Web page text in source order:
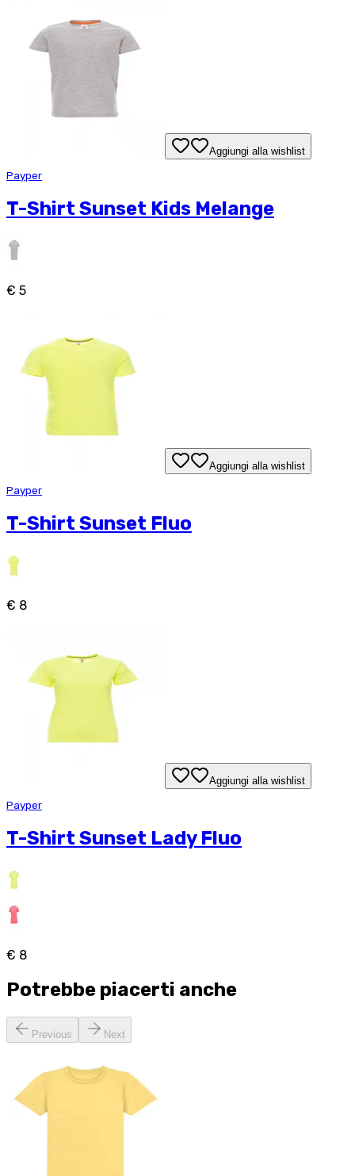
Aggiungi alla wishlist
Payper
T-Shirt Sunset Kids Melange
€ 5
Aggiungi alla wishlist
Payper
T-Shirt Sunset Fluo
€ 8
Aggiungi alla wishlist
Payper
T-Shirt Sunset Lady Fluo
€ 8
Potrebbe piacerti anche
Previous Next